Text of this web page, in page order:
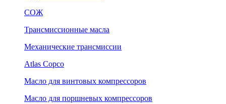
СОЖ
Трансмиссионные масла
Механические трансмиссии
Atlas Copco
Масло для винтовых компрессоров
Масло для поршневых компрессоров